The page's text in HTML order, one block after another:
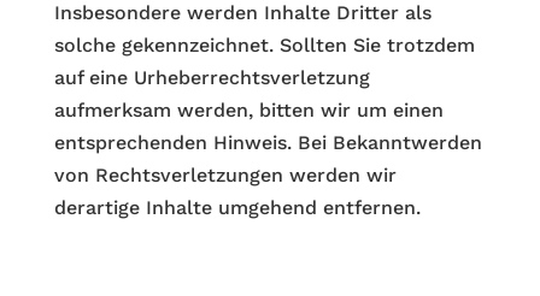
Insbesondere werden Inhalte Dritter als
solche gekennzeichnet. Sollten Sie trotzdem
auf eine Urheberrechtsverletzung
aufmerksam werden, bitten wir um einen
entsprechenden Hinweis. Bei Bekanntwerden
von Rechtsverletzungen werden wir
derartige Inhalte umgehend entfernen.